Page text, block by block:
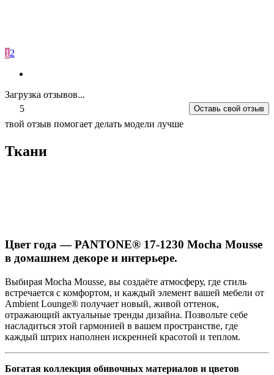
1 2
Загрузка отзывов...
5
Оставь свой отзыв
твой отзыв помогает делать модели лучше
Ткани
Цвет года — PANTONE® 17-1230 Mocha Mousse
в домашнем декоре и интерьере.
Выбирая Mocha Mousse, вы создаёте атмосферу, где стиль
встречается с комфортом, и каждый элемент вашей мебели от
Ambient Lounge® получает новый, живой оттенок,
отражающий актуальные тренды дизайна. Позвольте себе
насладиться этой гармонией в вашем пространстве, где
каждый штрих наполнен искренней красотой и теплом.
Богатая коллекция обивочных материалов и цветов